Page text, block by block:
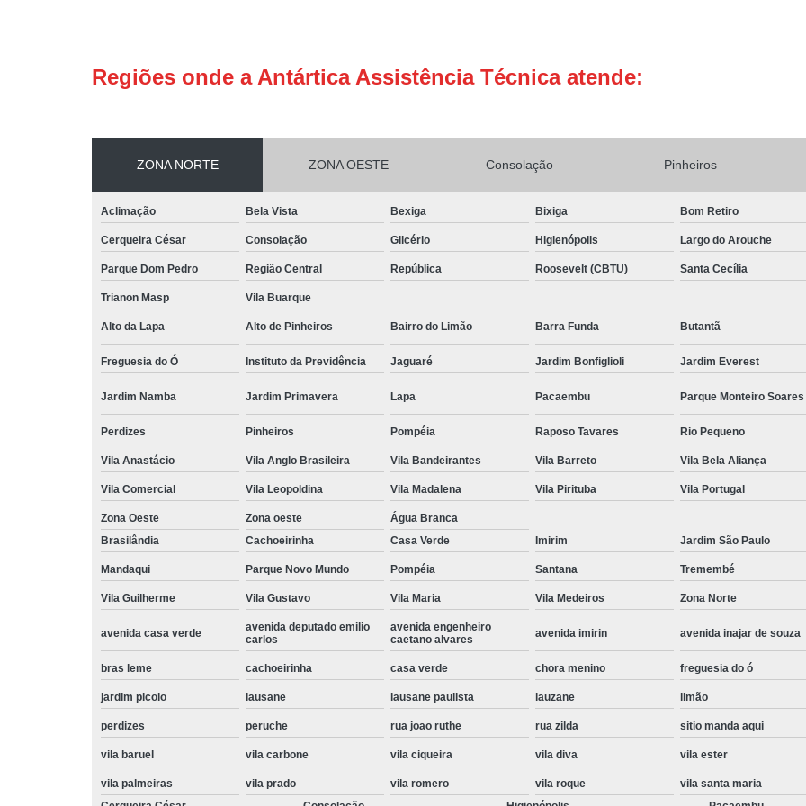
Conserto de Adega de Vinho
Conserto e Manutenção de Geladeira
Conserto Geladeira Expositora
Conserto para Geladeira Expositora
Instalação de Fogão Brastemp
Instalação de Fogão de Embutir
Instalação Fogão Brastemp
Instalação
Instalação de Maquina de Lavar Roupa
Instalação Eletrica Maquina de Lavar
Instalação Maquina de Lavar
Instalar Maquina Lavar Roupa
Samsung Instalação Maquina de
Instalação de Lava e Seca Samsung
Instalação Lava e Seca
Instalação
Instalação Maquina Lava e Seca
Instalação Samsung Lava e
Lava e Seca Samsung Instalação
Manutenção de Fogão
Manutenção de
Manutenção de Fogão
Regiões onde a Antártica Assistência Técnica atende:
ZONA NORTE ZONA OESTE Consolação Pinheiros
Aclimação Bela Vista Bexiga Bixiga Bom Retiro
Cerqueira César Consolação Glicério Higienópolis Largo do Arouche
Parque Dom Pedro Região Central República Roosevelt (CBTU) Santa Cecília
Trianon Masp Vila Buarque
Alto da Lapa Alto de Pinheiros Bairro do Limão Barra Funda Butantã
Freguesia do Ó Instituto da Previdência Jaguaré Jardim Bonfiglioli Jardim Everest
Jardim Namba Jardim Primavera Lapa Pacaembu Parque Monteiro Soares
Perdizes Pinheiros Pompéia Raposo Tavares Rio Pequeno
Vila Anastácio Vila Anglo Brasileira Vila Bandeirantes Vila Barreto Vila Bela Aliança
Vila Comercial Vila Leopoldina Vila Madalena Vila Pirituba Vila Portugal
Zona Oeste Zona oeste
Água Branca
Brasilândia
Cachoeirinha Casa Verde Imirim Jardim São Paulo
Mandaqui Parque Novo Mundo Pompéia Santana Tremembé
Vila Guilherme Vila Gustavo Vila Maria Vila Medeiros Zona Norte
avenida casa verde
avenida deputado emilio
carlos
avenida engenheiro
caetano alvares
avenida imirin avenida inajar de souza
bras leme cachoeirinha casa verde chora menino freguesia do ó
jardim picolo lausane lausane paulista lauzane limão
perdizes peruche rua joao ruthe rua zilda sitio manda aqui
vila baruel vila carbone vila ciqueira vila diva vila ester
vila palmeiras vila prado vila romero vila roque vila santa maria